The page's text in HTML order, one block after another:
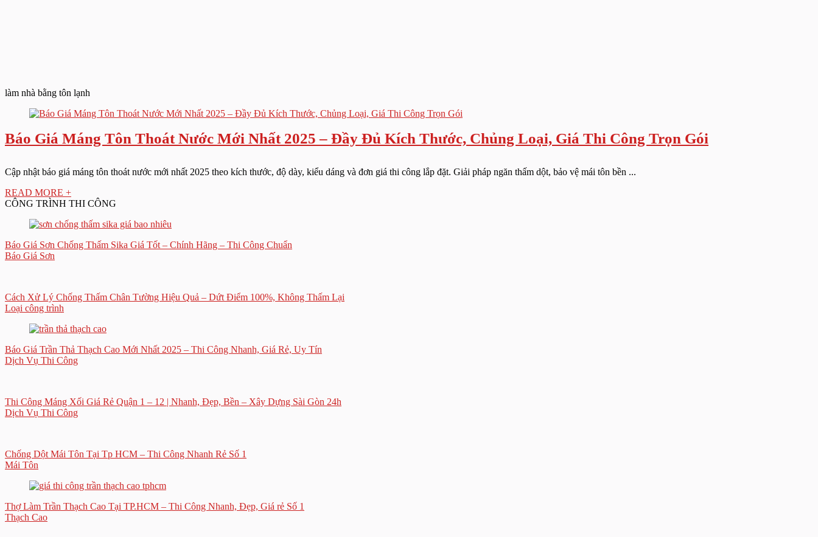
làm nhà bằng tôn lạnh
Báo Giá Máng Tôn Thoát Nước Mới Nhất 2025 – Đầy Đủ Kích Thước, Chủng Loại, Giá Thi Công Trọn Gói
Cập nhật báo giá máng tôn thoát nước mới nhất 2025 theo kích thước, độ dày, kiểu dáng và đơn giá thi công lắp đặt. Giải pháp ngăn thấm dột, bảo vệ mái tôn bền ...
READ MORE +
CÔNG TRÌNH THI CÔNG
Báo Giá Sơn Chống Thấm Sika Giá Tốt – Chính Hãng – Thi Công Chuẩn
Báo Giá Sơn
Cách Xử Lý Chống Thấm Chân Tường Hiệu Quả – Dứt Điểm 100%, Không Thấm Lại
Loại công trình
Báo Giá Trần Thả Thạch Cao Mới Nhất 2025 – Thi Công Nhanh, Giá Rẻ, Uy Tín
Dịch Vụ Thi Công
Thi Công Máng Xối Giá Rẻ Quận 1 – 12 | Nhanh, Đẹp, Bền – Xây Dựng Sài Gòn 24h
Dịch Vụ Thi Công
Chống Dột Mái Tôn Tại Tp HCM – Thi Công Nhanh Rẻ Số 1
Mái Tôn
Thợ Làm Trần Thạch Cao Tại TP.HCM – Thi Công Nhanh, Đẹp, Giá rẻ Số 1
Thạch Cao